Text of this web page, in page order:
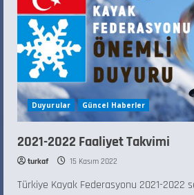
Duyurular Güncel Haberler
2021-2022 Faaliyet Takvimi
turkaf 15 Kasım 2022
Türkiye Kayak Federasyonu 2021-2022